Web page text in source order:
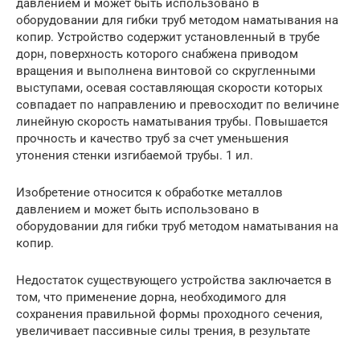
давлением и может быть использовано в
оборудовании для гибки труб методом наматывания на
копир. Устройство содержит установленный в трубе
дорн, поверхность которого снабжена приводом
вращения и выполнена винтовой со скругленными
выступами, осевая составляющая скорости которых
совпадает по направлению и превосходит по величине
линейную скорость наматывания трубы. Повышается
прочность и качество труб за счет уменьшения
утонения стенки изгибаемой трубы. 1 ил.
Изобретение относится к обработке металлов
давлением и может быть использовано в
оборудовании для гибки труб методом наматывания на
копир.
Недостаток существующего устройства заключается в
том, что применение дорна, необходимого для
сохранения правильной формы проходного сечения,
увеличивает пассивные силы трения, в результате